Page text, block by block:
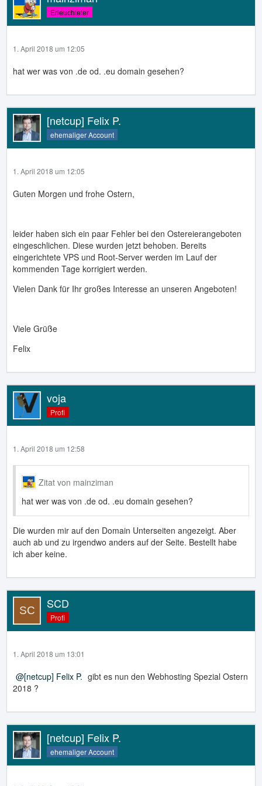
Erleuchteter
1. April 2018 um 12:05
hat wer was von .de od. .eu domain gesehen?
[netcup] Felix P.
ehemaliger Account
1. April 2018 um 12:05
Guten Morgen und frohe Ostern,
leider haben sich ein paar Fehler bei den Ostereierangeboten
eingeschlichen. Diese wurden jetzt behoben. Bereits
eingerichtete VPS und Root-Server werden im Lauf der
kommenden Tage korrigiert werden.
Vielen Dank für Ihr großes Interesse an unseren Angeboten!
Viele Grüße
Felix
voja
Profi
1. April 2018 um 12:58
Zitat von mainziman
hat wer was von .de od. .eu domain gesehen?
Die wurden mir auf den Domain Unterseiten angezeigt. Aber
auch ab und zu irgendwo anders auf der Seite. Bestellt habe
ich aber keine.
SCD
Profi
1. April 2018 um 13:01
[netcup] Felix P. gibt es nun den Webhosting Spezial Ostern
2018 ?
[netcup] Felix P.
ehemaliger Account